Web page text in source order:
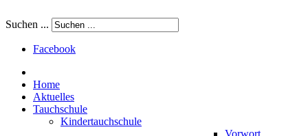
Suchen ...
Facebook
Home
Aktuelles
Tauchschule
Kindertauchschule
Vorwort